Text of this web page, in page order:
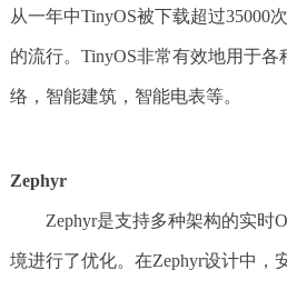
从一年中TinyOS被下载超过35000
的流行。TinyOS非常有效地用于各
络，智能建筑，智能电表等。
Zephyr
Zephyr是支持多种架构的实时
境进行了优化。在Zephyr设计中，